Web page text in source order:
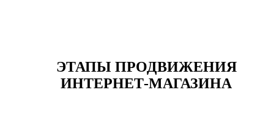
ЭТАПЫ ПРОДВИЖЕНИЯ
ИНТЕРНЕТ-МАГАЗИНА